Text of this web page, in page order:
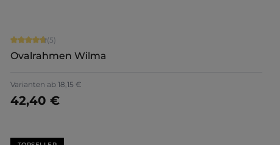
Durchschnittliche Bewertung von 4.8 von 5 Sternen
(5)
Ovalrahmen Wilma
Varianten ab18,15 €
42,40 €
Details